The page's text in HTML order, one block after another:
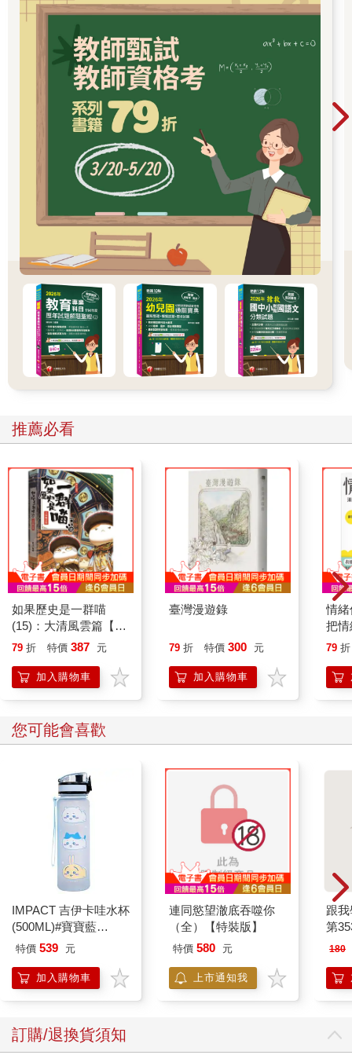
推薦必看
如果歷史是一群喵
(15)：大清風雲篇【萌
貓漫畫學歷史】
79 折 特價 387 元
加入購物車
臺灣漫遊錄
79 折 特價 300 元
加入購物車
情
把
誰
79 折
您可能會喜歡
IMPACT 吉伊卡哇水杯
(500ML)#寶寶藍
IMCHB01LB
特價 539 元
加入購物車
連同慾望澈底吞噬你
（全）【特裝版】
特價 580 元
上市通知我
跟
第
180
訂購/退換貨須知